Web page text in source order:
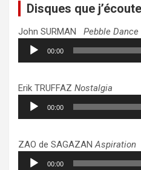
Disques que j’écoute
John SURMAN Pebble Dance
Lecteur
audio
00:00
Erik TRUFFAZ Nostalgia
Lecteur
audio
00:00
ZAO de SAGAZANAspiration
Lecteur
00:00